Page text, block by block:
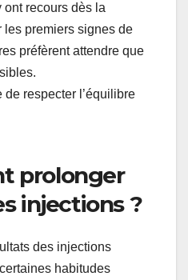
recours dès la
les premiers signes de
préfèrent attendre que
de respecter l’équilibre
prolonger
injections ?
des injections
habitudes